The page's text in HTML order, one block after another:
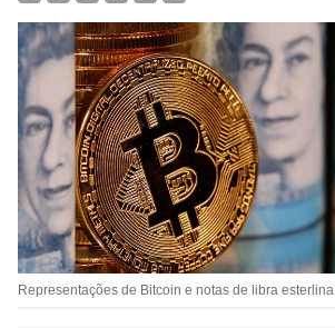
Representações de Bitcoin e notas de libra esterlina